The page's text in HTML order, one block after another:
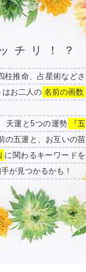
チリ！？
柱推命、占星術などさ
はお二人の 名前の画数
天運と5つの運勢
『五
の五運と、お互いの苗
に関わるキーワードを
が見つかるかも！